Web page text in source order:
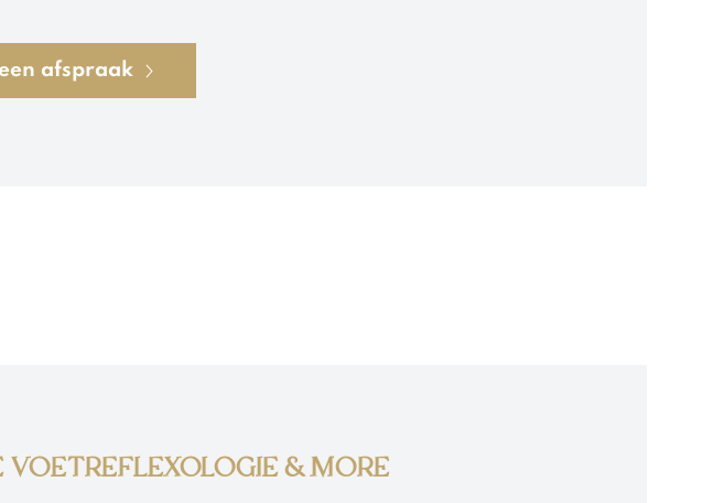
een subtiel energetisch veld met ons mee. Door stress,
afspraak
VOETREFLEXOLOGIE & MORE